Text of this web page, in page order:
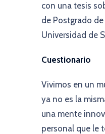
con una tesis
de Postgrado
Universidad de
Cuestionario
Vivimos en un
ya no es la
una mente
personal que le